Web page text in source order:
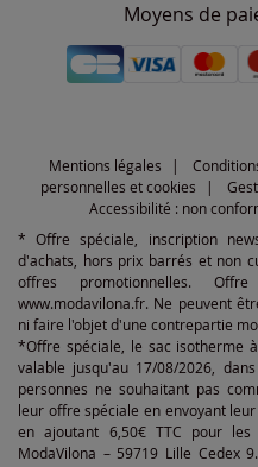
Moyens de
Mentions légales
personnelles et cookies
Accessibilité : non
* Offre spéciale, inscription
d'achats, hors prix barrés et non
offres promotionnelles.
www.modavilona.fr. Ne peuvent
ni faire l'objet d'une contrepartie
*Offre spéciale, le sac isotherme
valable jusqu'au 17/08/2026,
personnes ne souhaitant pas
leur offre spéciale en envoyant
en ajoutant 6,50€ TTC pour
ModaVilona – 59719 Lille Cedex